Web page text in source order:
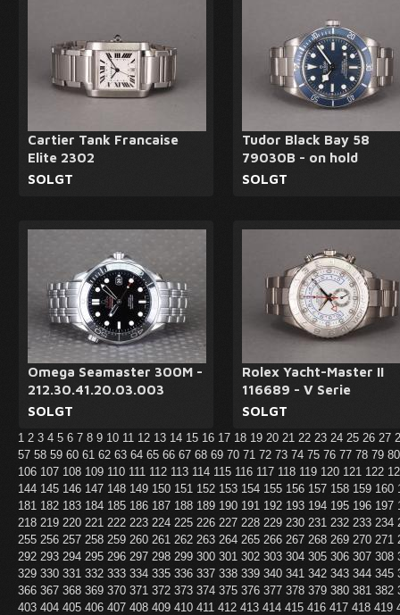
Cartier Tank Francaise
Elite 2302
SOLGT
Tudor Black Bay 58
79030B - on hold
SOLGT
Omega Seamaster 300M -
212.30.41.20.03.003
SOLGT
Rolex Yacht-Master II
116689 - V Serie
SOLGT
1 2 3 4 5 6 7 8 9 10 11 12 13 14 15 16 17 18 19 20 21 22 23 24 25 26 27
57 58 59 60 61 62 63 64 65 66 67 68 69 70 71 72 73 74 75 76 77 78 79
106 107 108 109 110 111 112 113 114 115 116 117 118 119 120 121 122
144 145 146 147 148 149 150 151 152 153 154 155 156 157 158 159 160
181 182 183 184 185 186 187 188 189 190 191 192 193 194 195 196 197
218 219 220 221 222 223 224 225 226 227 228 229 230 231 232 233 234
255 256 257 258 259 260 261 262 263 264 265 266 267 268 269 270 271
292 293 294 295 296 297 298 299 300 301 302 303 304 305 306 307 308
329 330 331 332 333 334 335 336 337 338 339 340 341 342 343 344 345
366 367 368 369 370 371 372 373 374 375 376 377 378 379 380 381 382
403 404 405 406 407 408 409 410 411 412 413 414 415 416 417 418 419